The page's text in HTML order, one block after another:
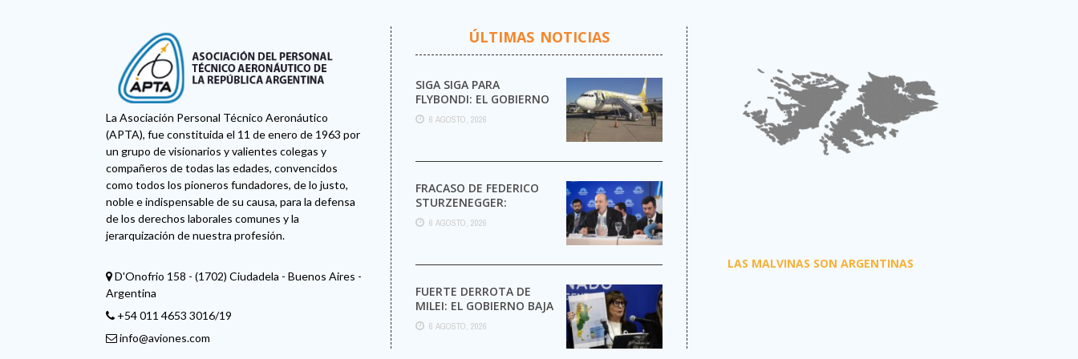
La Asociación Personal Técnico Aeronáutico
(APTA), fue constituida el 11 de enero de 1963 por
un grupo de visionarios y valientes colegas y
compañeros de todas las edades, convencidos
como todos los pioneros fundadores, de lo justo,
noble e indispensable de su causa, para la defensa
de los derechos laborales comunes y la
jerarquización de nuestra profesión.
D'Onofrio 158 - (1702) Ciudadela - Buenos Aires -
Argentina
+54 011 4653 3016/19
info@aviones.com
ÚLTIMAS NOTICIAS
SIGA SIGA PARA
FLYBONDI: EL GOBIERNO
AUTORIZÓ LA VENTA DE
MÁS PASAJES
6 AGOSTO, 2026
FRACASO DE FEDERICO
STURZENEGGER:
6 AGOSTO, 2026
FUERTE DERROTA DE
MILEI: EL GOBIERNO BAJA
EL CAPÍTULO DE
EXTRANJERIZACIÓN DE
6 AGOSTO, 2026
LAS MALVINAS SON ARGENTINAS